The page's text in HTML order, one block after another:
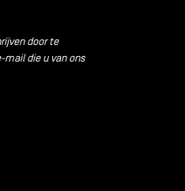
door te
mail die u van ons